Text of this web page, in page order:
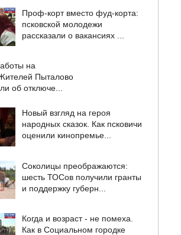
Проф-корт вместо фуд-корта:
псковской молодежи
рассказали о вакансиях ...
на
Пыталово
об отключе...
Новый взгляд на героя
народных сказок. Как псковичи
оценили кинопремье...
Соколицы преображаются:
шесть ТОСов получили гранты
и поддержку губерн...
Когда и возраст - не помеха.
Как в Социальном городке